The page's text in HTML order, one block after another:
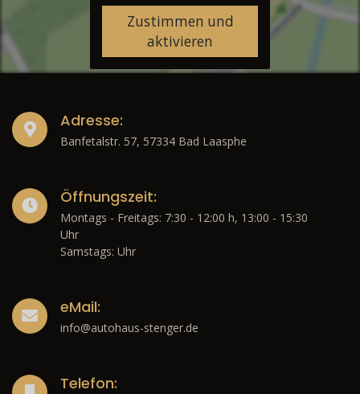
Zustimmen und
aktivieren
Adresse:
Banfetalstr. 57, 57334 Bad Laasphe
Öffnungszeit:
Montags - Freitags: 7:30 - 12:00 h, 13:00 - 15:30
Uhr
Samstags: Uhr
eMail:
info@autohaus-stenger.de
Telefon: